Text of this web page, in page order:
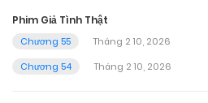
Phim Giả Tình Thật
Chương 55
Tháng 2 10, 2026
Chương 54
Tháng 2 10, 2026